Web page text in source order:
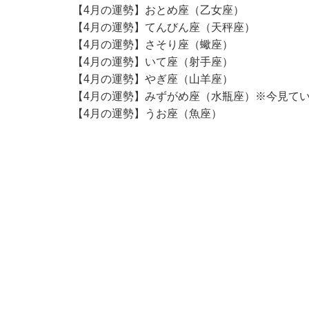
【4月の運勢】おとめ座（乙女座）
【4月の運勢】てんびん座（天秤座）
【4月の運勢】さそり座（蠍座）
【4月の運勢】いて座（射手座）
【4月の運勢】やぎ座（山羊座）
【4月の運勢】みずがめ座（水瓶座）※今見て
【4月の運勢】うお座（魚座）